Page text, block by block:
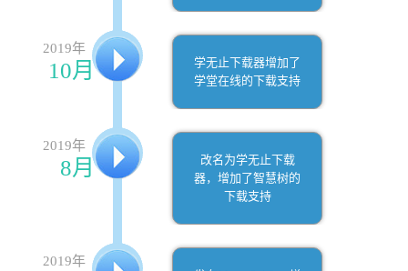
2019年
10月
学无止下载器增加了
学堂在线的下载支持
2019年
8月
改名为学无止下载
器，增加了智慧树的
下载支持
2019年